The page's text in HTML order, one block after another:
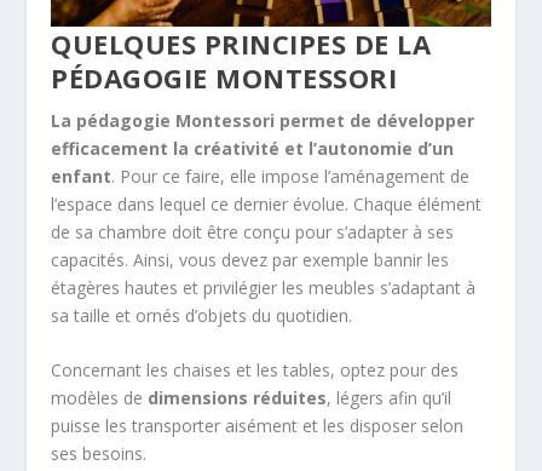
QUELQUES PRINCIPES DE LA
PÉDAGOGIE MONTESSORI
La pédagogie Montessori permet de développer
efficacement la créativité et l’autonomie d’un
enfant. Pour ce faire, elle impose l’aménagement de
l’espace dans lequel ce dernier évolue. Chaque élément
de sa chambre doit être conçu pour s’adapter à ses
capacités. Ainsi, vous devez par exemple bannir les
étagères hautes et privilégier les meubles s’adaptant à
sa taille et ornés d’objets du quotidien.
Concernant les chaises et les tables, optez pour des
modèles de dimensions réduites, légers afin qu’il
puisse les transporter aisément et les disposer selon
ses besoins.